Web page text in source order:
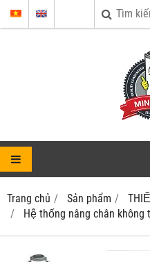
Trang chủ Sản phẩm
Hệ thống nâng chân không